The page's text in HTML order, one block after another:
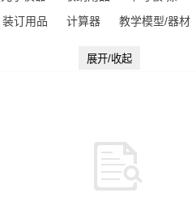
装订用品 计算器 教学模型/器材
展开/收起